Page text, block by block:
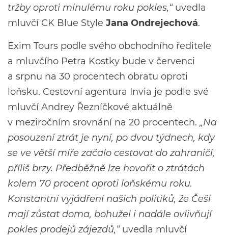
tržby oproti minulému roku pokles,“uvedla
mluvčí CK Blue Style Jana Ondrejechová.
Exim Tours podle svého obchodního ředitele
a mluvčího Petra Kostky bude v červenci
a srpnu na 30 procentech obratu oproti
loňsku. Cestovní agentura Invia je podle své
mluvčí Andrey Řezníčkové aktuálně
v meziročním srovnání na 20 procentech. „Na
posouzení ztrát je nyní, po dvou týdnech, kdy
se ve větší míře začalo cestovat do zahraničí,
příliš brzy. Předběžně lze hovořit o ztrátách
kolem 70 procent oproti loňskému roku.
Konstantní vyjádření našich politiků, že Češi
mají zůstat doma, bohužel i nadále ovlivňují
pokles prodejů zájezdů,“uvedla mluvčí